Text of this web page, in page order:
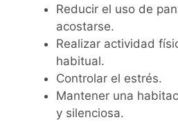
Reducir el uso de
acostarse.
Realizar actividad
habitual.
Controlar el estrés.
Mantener una
y silenciosa.